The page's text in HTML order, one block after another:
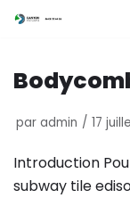
au
contenu
par admin 17
Introduction
subway tile